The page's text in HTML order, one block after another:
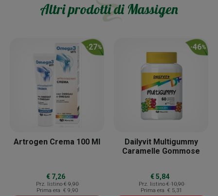
Altri prodotti diMassigen
-27%
Artrogen Crema 100 Ml
€ 7,26
Prz. listino € 9,90
Prima era € 9,90
-46%
Dailyvit Multigummy
Caramelle Gommose
€ 5,84
Prz. listino € 10,90
Prima era € 5,31